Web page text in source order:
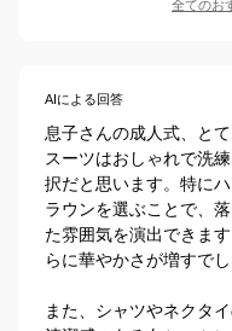
全てのお
AIによる回答
息子さんの成人式、と
スーツはおしゃれで洗
択だと思います。特に
ラウンを選ぶことで、
た雰囲気を演出できま
らに華やかさが増すでし
また、シャツやネクタ